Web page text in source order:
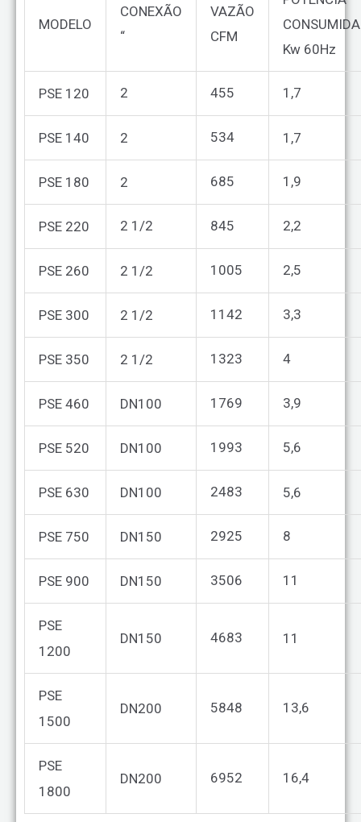
MODELO
CONEXÃO
“
VAZÃO
CFM
CONSUMIDA
Kw 60Hz
PSE 120 2 455 1,7
PSE 140 2 534 1,7
PSE 180 2 685 1,9
PSE 220 2 1/2 845 2,2
PSE 260 2 1/2 1005 2,5
PSE 300 2 1/2 1142 3,3
PSE 350 2 1/2 1323 4
PSE 460 DN100 1769 3,9
PSE 520 DN100 1993 5,6
PSE 630 DN100 2483 5,6
PSE 750 DN150 2925 8
PSE 900 DN150 3506 11
PSE
1200
DN150 4683 11
PSE
1500
DN200 5848 13,6
PSE
1800
DN200 6952 16,4